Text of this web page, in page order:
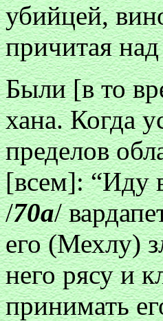
убийцей,
причитая
Были [в то
хана. Когда
пределов
[всем]: “Иду
/70а/
его (Мехлу)
него рясу и
принимать